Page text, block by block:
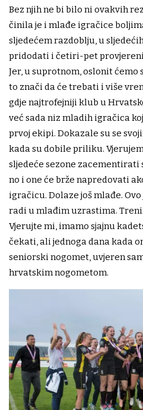
Bez njih ne bi bilo ni ovakvih
činila je i mlađe igračice
sljedećem razdoblju, u
pridodati i četiri-pet
Jer, u suprotnom, oslonit ćemo
to znači da će trebati i više
gdje najtrofejniji klub u
već sada niz mladih igračica
prvoj ekipi. Dokazale su se
kada su dobile priliku.
sljedeće sezone zacementirati
no i one će brže napredovati
igračicu. Dolaze još mlađe.
radi u mlađim uzrastima.
Vjerujte mi, imamo sjajnu
čekati, ali jednoga dana kada
seniorski nogomet, uvjeren
hrvatskim nogometom.